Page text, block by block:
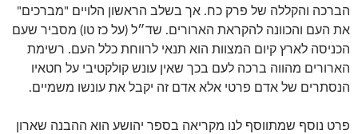
הברכה והקללה של פרק כח. אך בשלב הראשון הלויים "מברכים"
את העם והכוונה להקראת הארורים. שד״ל (על כז טו) מסביר שעם
הכניסה לארץ קיום המצוות הוא תנאי לרווחת כלל העם. רשימת
הארורים מהווה ברכה לעם בכך שאין עונש קולקטיבי על חטאיו
הנסתרים של אדם פרטי אלא אדם זה יקבל את עונשו משמיים.
פרט נוסף שמתווסף לנו מקריאה בספר יהושע הוא ההבנה שארון